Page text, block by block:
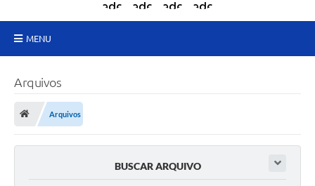
MENU
A Cidade
Arquivos
Arquivos
BUSCAR ARQUIVO